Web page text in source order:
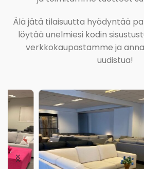
Älä jätä tilaisuutta hyödyntää
löytää unelmiesi kodin
verkkokaupastamme ja
uudistua!